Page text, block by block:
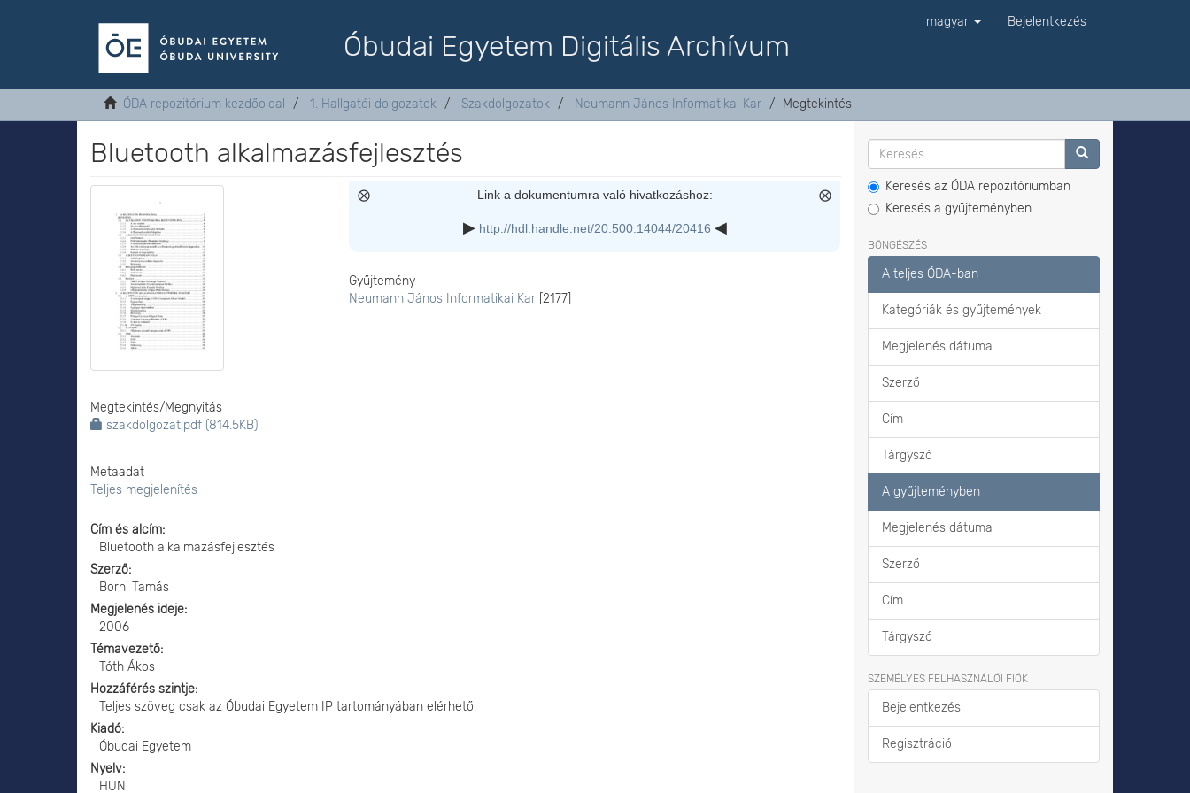
Óbudai Egyetem Digitális Archívum
magyar Bejelentkezés
ÓDA repozitórium kezdőoldal 1. Hallgatói dolgozatok Szakdolgozatok Neumann János Informatikai Kar Megtekintés
Bluetooth alkalmazásfejlesztés
Megtekintés/Megnyitás
szakdolgozat.pdf (814.5KB)
Metaadat
Teljes megjelenítés
Link a dokumentumra való hivatkozáshoz:
http://hdl.handle.net/20.500.14044/20416
Gyűjtemény
Neumann János Informatikai Kar [2177]
Cím és alcím
Bluetooth alkalmazásfejlesztés
Szerző
Borhi Tamás
Megjelenés ideje
2006
Témavezető
Tóth Ákos
Hozzáférés szintje
Teljes szöveg csak az Óbudai Egyetem IP tartományában elérhető!
Kiadó
Óbudai Egyetem
Nyelv
HUN
Keresés az ÓDA repozitóriumban
Keresés a gyűjteményben
BÖNGÉSZÉS
A teljes ÓDA-ban
Kategóriák és gyűjtemények
Megjelenés dátuma
Szerző
Cím
Tárgyszó
A gyűjteményben
Megjelenés dátuma
Szerző
Cím
Tárgyszó
SZEMÉLYES FELHASZNÁLÓI FIÓK
Bejelentkezés
Regisztráció